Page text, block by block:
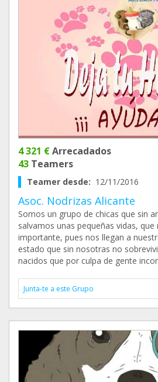
4 321 €Arrecadados
43 Teamers
Teamer desde: 12/11/2016
Asoc. Nodrizas Alicante
Somos un grupo de chicas que sin
salvamos unas pequeñas vidas,
importante, pues nos llegan a
estado que sin nosotras no
nacidos que por culpa de gente
Junta-te a este Grupo